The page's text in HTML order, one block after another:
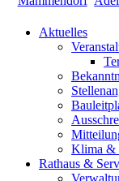
Aktuelles
Klima &
Rathaus &